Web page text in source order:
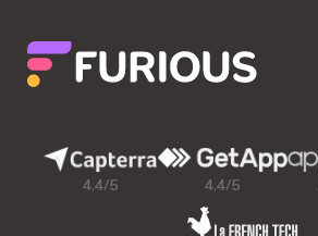
4,4/5 4,4/5